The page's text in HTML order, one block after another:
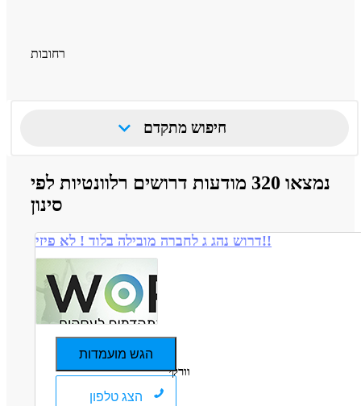
רחובות
חיפוש מתקדם
נמצאו 320 מודעות דרושים רלוונטיות לפי
סינון
דרוש נהג ג לחברה מובילה בלוד ! לא פיזי!!
הגש מועמדות
הצג טלפון
וורקי